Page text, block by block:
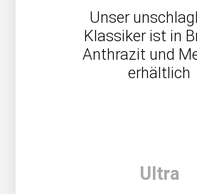
Unser
Klassiker ist in
Anthrazit und
erhältlich
Ultra